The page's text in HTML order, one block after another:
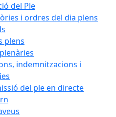
del Ple
i ordres del dia plens
plens
indemnitzacions i
del ple en directe